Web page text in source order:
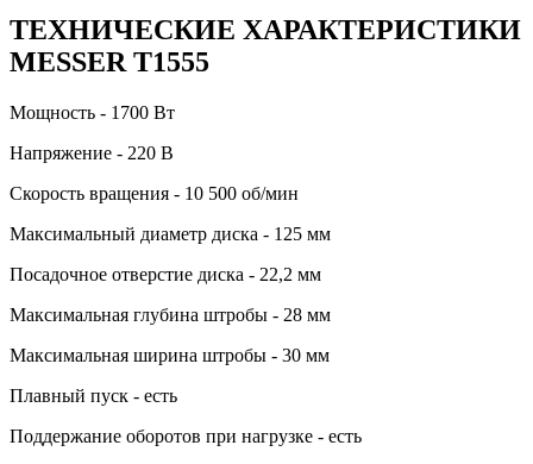
ТЕХНИЧЕСКИЕ ХАРАКТЕРИСТИКИ
MESSER T1555
Мощность - 1700 Вт
Напряжение - 220 В
Скорость вращения - 10 500 об/мин
Максимальный диаметр диска - 125 мм
Посадочное отверстие диска - 22,2 мм
Максимальная глубина штробы - 28 мм
Максимальная ширина штробы - 30 мм
Плавный пуск - есть
Поддержание оборотов при нагрузке - есть